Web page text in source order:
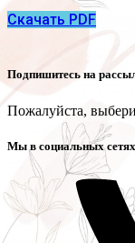
Скачать PDF
Подпишитесь на
Пожалуйста,
Мы в социальных сетях